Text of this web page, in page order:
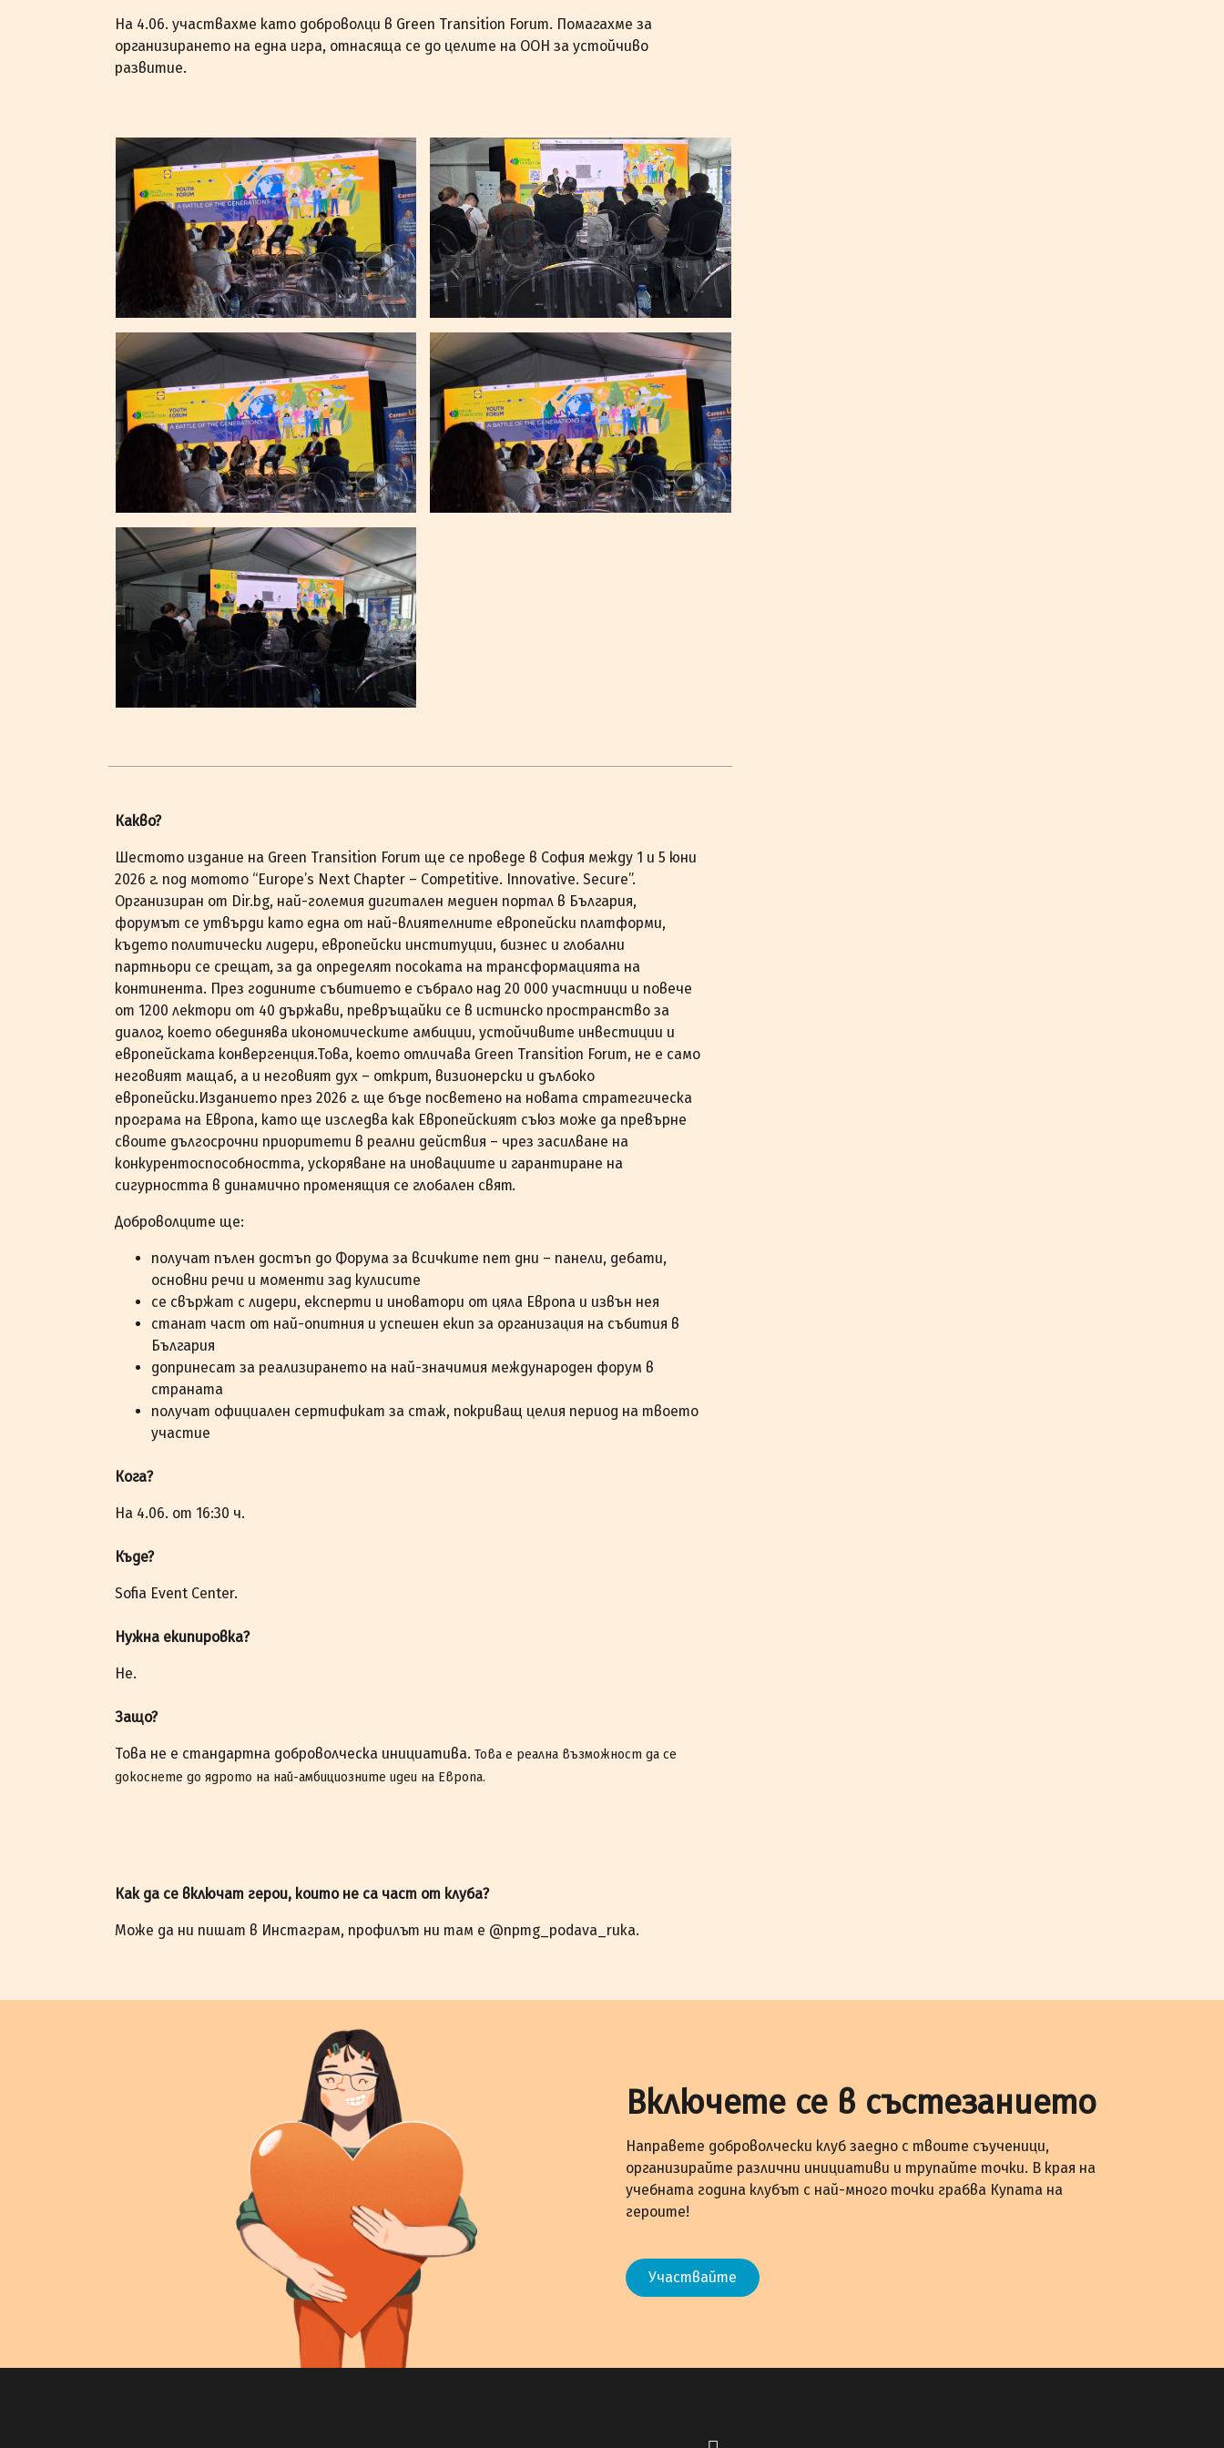
На 4.06. участвахме като доброволци в Green Transition Forum. Помагахме за
организирането на една игра, отнасяща се до целите на ООН за устойчиво
развитие.
Какво?
Шестото издание на Green Transition Forum ще се проведе в София между 1 и 5 юни
2026 г. под мотото “Europe’s Next Chapter – Competitive. Innovative. Secure”.
Организиран от Dir.bg, най-големия дигитален медиен портал в България,
форумът се утвърди като една от най-влиятелните европейски платформи,
където политически лидери, европейски институции, бизнес и глобални
партньори се срещат, за да определят посоката на трансформацията на
континента. През годините събитието е събрало над 20 000 участници и повече
от 1200 лектори от 40 държави, превръщайки се в истинско пространство за
диалог, което обединява икономическите амбиции, устойчивите инвестиции и
европейската конвергенция.Това, което отличава Green Transition Forum, не е само
неговият мащаб, а и неговият дух – открит, визионерски и дълбоко
европейски.Изданието през 2026 г. ще бъде посветено на новата стратегическа
програма на Европа, като ще изследва как Европейският съюз може да превърне
своите дългосрочни приоритети в реални действия – чрез засилване на
конкурентоспособността, ускоряване на иновациите и гарантиране на
сигурността в динамично променящия се глобален свят.
Доброволците ще:
получат пълен достъп до Форума за всичките пет дни – панели, дебати,
основни речи и моменти зад кулисите
се свържат с лидери, експерти и иноватори от цяла Европа и извън нея
станат част от най-опитния и успешен екип за организация на събития в
България
допринесат за реализирането на най-значимия международен форум в
страната
получат официален сертификат за стаж, покриващ целия период на твоето
участие
Кога?
На 4.06. от 16:30 ч.
Къде?
Sofia Event Center.
Нужна екипировка?
Не.
Защо?
Това не е стандартна доброволческа инициатива. Това е реална възможност да се
докоснете до ядрото на най-амбициозните идеи на Европа.
Как да се включат герои, които не са част от клуба?
Може да ни пишат в Инстаграм, профилът ни там е @npmg_podava_ruka.
Включете се в състезанието
Направете доброволчески клуб заедно с твоите съученици,
организирайте различни инициативи и трупайте точки. В края на
учебната година клубът с най-много точки грабва Купата на
героите!
Участвайте